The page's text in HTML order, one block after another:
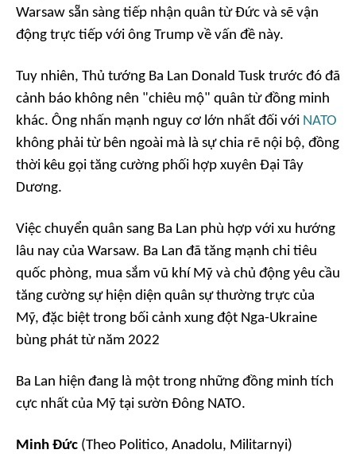
Warsaw sẵn sàng tiếp nhận quân từ Đức và sẽ vận
động trực tiếp với ông Trump về vấn đề này.
Tuy nhiên, Thủ tướng Ba Lan Donald Tusk trước đó đã
cảnh báo không nên "chiêu mộ" quân từ đồng minh
khác. Ông nhấn mạnh nguy cơ lớn nhất đối với NATO
không phải từ bên ngoài mà là sự chia rẽ nội bộ, đồng
thời kêu gọi tăng cường phối hợp xuyên Đại Tây
Dương.
Việc chuyển quân sang Ba Lan phù hợp với xu hướng
lâu nay của Warsaw. Ba Lan đã tăng mạnh chi tiêu
quốc phòng, mua sắm vũ khí Mỹ và chủ động yêu cầu
tăng cường sự hiện diện quân sự thường trực của
Mỹ, đặc biệt trong bối cảnh xung đột Nga-Ukraine
bùng phát từ năm 2022
Ba Lan hiện đang là một trong những đồng minh tích
cực nhất của Mỹ tại sườn Đông NATO.
Minh Đức (Theo Politico, Anadolu, Militarnyi)